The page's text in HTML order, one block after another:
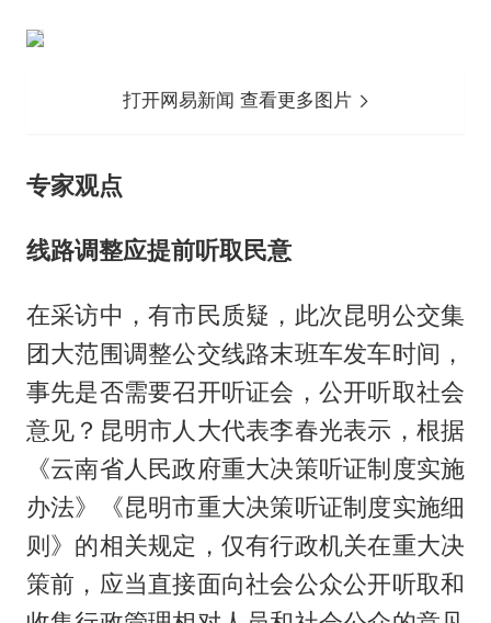
打开网易新闻 查看更多图片
专家观点
线路调整应提前听取民意
在采访中，有市民质疑，此次昆明公交集
团大范围调整公交线路末班车发车时间，
事先是否需要召开听证会，公开听取社会
意见？昆明市人大代表李春光表示，根据
《云南省人民政府重大决策听证制度实施
办法》《昆明市重大决策听证制度实施细
则》的相关规定，仅有行政机关在重大决
策前，应当直接面向社会公众公开听取和